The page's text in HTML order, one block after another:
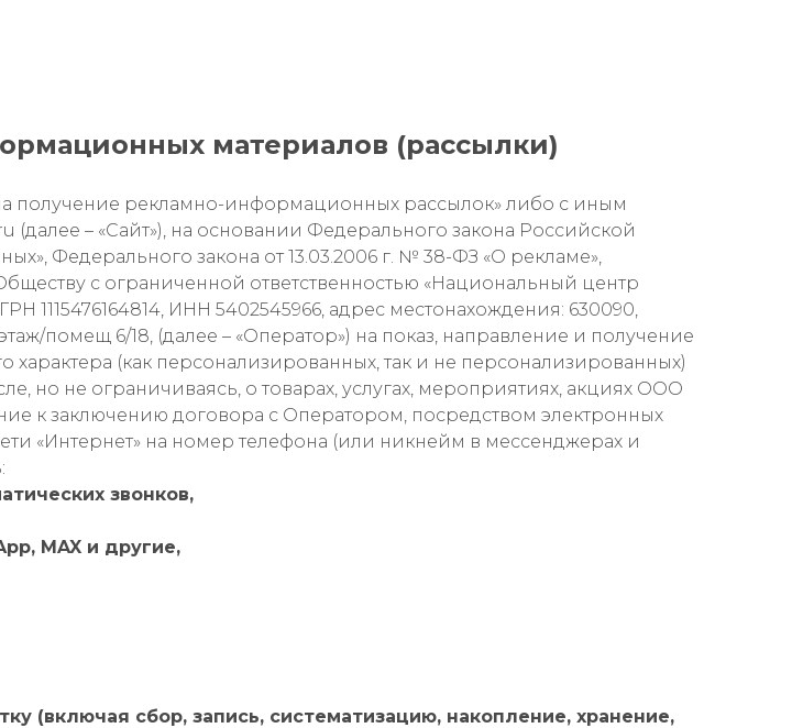
материалов (рассылки)
получение рекламно-информационных рассылок» либо с иным
– «Сайт»), на основании Федерального закона Российской
Федерального закона от 13.03.2006 г. № 38-ФЗ «О рекламе»,
с ограниченной ответственностью «Национальный центр
1115476164814, ИНН 5402545966, адрес местонахождения: 630090,
помещ 6/18, (далее – «Оператор») на показ, направление и получение
(как персонализированных, так и не персонализированных)
но не ограничиваясь, о товарах, услугах, мероприятиях, акциях ООО
к заключению договора с Оператором, посредством электронных
«Интернет» на номер телефона (или никнейм в мессенджерах и
звонков,
MAX и другие,
(включая сбор, запись, систематизацию, накопление, хранение,